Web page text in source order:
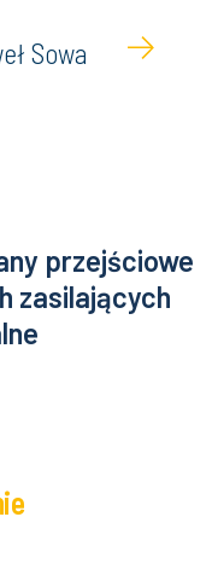
Sowa
przejściowe
zasilających